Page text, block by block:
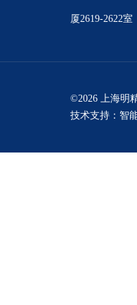
厦2619-2622室
©2026 上海明
技术支持： 智